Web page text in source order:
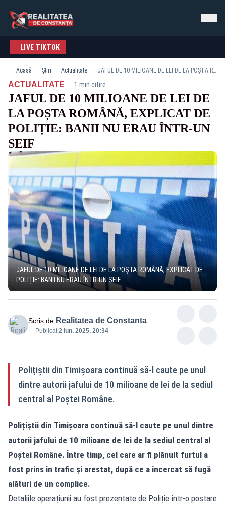
LIVE TIKTOK
Acasă Știri Actualitate JAFUL DE 10 MILIOANE DE LEI DE LA POȘTA ROMÂNĂ, EXPLICAT DE POLIȚIE: BANII NU ERAU ÎNTR-UN SEIF
ACTUALITATE· 1 min citire
JAFUL DE 10 MILIOANE DE LEI DE
LA POȘTA ROMÂNĂ, EXPLICAT DE
POLIȚIE: BANII NU ERAU ÎNTR-UN
SEIF
JAFUL DE 10 MILIOANE DE LEI DE LA POȘTA ROMÂNĂ, EXPLICAT DE
POLIȚIE: BANII NU ERAU ÎNTR-UN SEIF
Scris de Realitatea de Constanta
Publicat:2 iun. 2025, 20:34
Polițiștii din Timișoara continuă să-l caute pe unul
dintre autorii jafului de 10 milioane de lei de la sediul
central al Poștei Române.
Polițiștii din Timișoara continuă să-l caute pe unul dintre
autorii jafului de 10 milioane de lei de la sediul central al
Poștei Române. Între timp, cel care ar fi plănuit furtul a
fost prins în trafic și arestat, după ce a încercat să fugă
alături de un complice.
Detaliile operațiunii au fost prezentate de Poliție într-o postare